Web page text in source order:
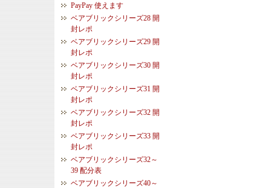
PayPay 使えます
ベアブリックシリーズ28 開
封レポ
ベアブリックシリーズ29 開
封レポ
ベアブリックシリーズ30 開
封レポ
ベアブリックシリーズ31 開
封レポ
ベアブリックシリーズ32 開
封レポ
ベアブリックシリーズ33 開
封レポ
ベアブリックシリーズ32～
39 配分表
ベアブリックシリーズ40～